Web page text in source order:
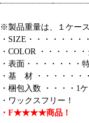
※製品重量は、１ケー
・SIZE・・・・・・・
・COLOR ・・・・・
・表面・・・・・・・
・基 材 ・・・・・・
・梱包入数 ・・・・1
・ワックスフリー！
・F★★★★商品！